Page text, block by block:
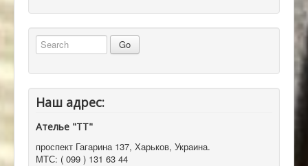
Наш адрес:
Ателье "ТТ"
проспект Гагарина 137, Харьков, Украина.
МТС: ( 099 ) 131 63 44